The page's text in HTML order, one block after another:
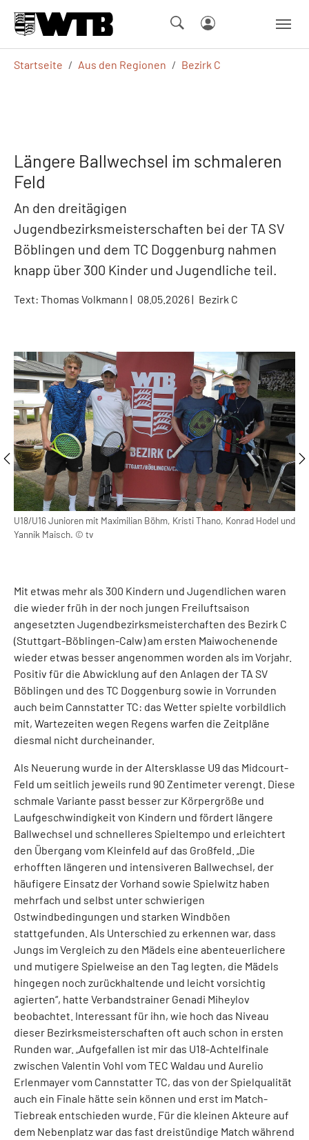
Startseite Aus den Regionen Bezirk C
Längere Ballwechsel im schmaleren
Feld
An den dreitägigen
Jugendbezirksmeisterschaften bei der TA SV
Böblingen und dem TC Doggenburg nahmen
knapp über 300 Kinder und Jugendliche teil.
Text: Thomas Volkmann | 08.05.2026| Bezirk C
U18/U16 Junioren mit Maximilian Böhm, Kristi Thano, Konrad Hodel und
Yannik Maisch. © tv
Mit etwas mehr als 300 Kindern und Jugendlichen waren
die wieder früh in der noch jungen Freiluftsaison
angesetzten Jugendbezirksmeisterchaften des Bezirk C
(Stuttgart-Böblingen-Calw) am ersten Maiwochenende
wieder etwas besser angenommen worden als im Vorjahr.
Positiv für die Abwicklung auf den Anlagen der TA SV
Böblingen und des TC Doggenburg sowie in Vorrunden
auch beim Cannstatter TC: das Wetter spielte vorbildlich
mit, Wartezeiten wegen Regens warfen die Zeitpläne
diesmal nicht durcheinander.
Als Neuerung wurde in der Altersklasse U9 das Midcourt-
Feld um seitlich jeweils rund 90 Zentimeter verengt. Diese
schmale Variante passt besser zur Körpergröße und
Laufgeschwindigkeit von Kindern und fördert längere
Ballwechsel und schnelleres Spieltempo und erleichtert
den Übergang vom Kleinfeld auf das Großfeld. „Die
erhofften längeren und intensiveren Ballwechsel, der
häufigere Einsatz der Vorhand sowie Spielwitz haben
mehrfach und selbst unter schwierigen
Ostwindbedingungen und starken Windböen
stattgefunden. Als Unterschied zu erkennen war, dass
Jungs im Vergleich zu den Mädels eine abenteuerlichere
und mutigere Spielweise an den Tag legten, die Mädels
hingegen noch zurückhaltende und leicht vorsichtig
agierten“, hatte Verbandstrainer Genadi Miheylov
beobachtet. Interessant für ihn, wie hoch das Niveau
dieser Bezirksmeisterschaften oft auch schon in ersten
Runden war. „Aufgefallen ist mir das U18-Achtelfinale
zwischen Valentin Vohl vom TEC Waldau und Aurelio
Erlenmayer vom Cannstatter TC, das von der Spielqualität
auch ein Finale hätte sein können und erst im Match-
Tiebreak entschieden wurde. Für die kleinen Akteure auf
dem Nebenplatz war das fast dreistündige Match während